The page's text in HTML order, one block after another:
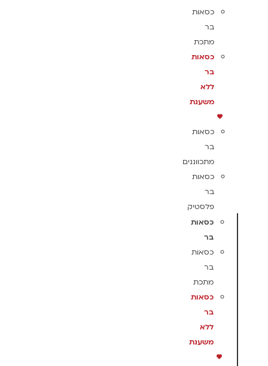
כסאות
בר
מתכת
כסאות
בר
ללא
משענת
כסאות
בר
מתכווננים
כסאות
בר
פלסטיק
כסאות
בר
כסאות
בר
מתכת
כסאות
בר
ללא
משענת